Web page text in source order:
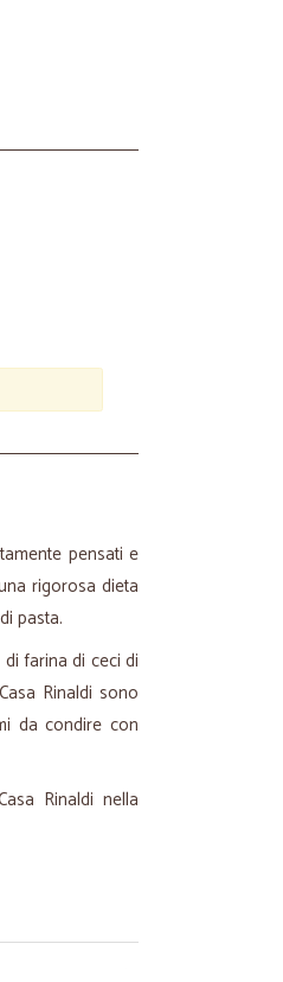
pensati e
rigorosa dieta
pasta.
farina di ceci di
Rinaldi sono
da condire con
Rinaldi nella